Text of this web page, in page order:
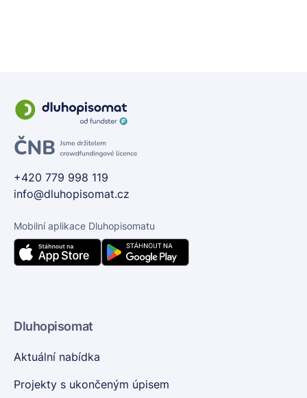
+420 779 998 119
info@dluhopisomat.cz
Mobilní aplikace Dluhopisomatu
Dluhopisomat
Aktuální nabídka
Projekty s ukončeným úpisem